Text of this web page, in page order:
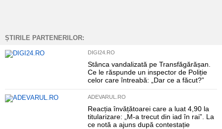
ȘTIRILE PARTENERILOR:
DIGI24.RO
Stânca vandalizată pe Transfăgărășan.
Ce le răspunde un inspector de Poliție
celor care întreabă: „Dar ce a făcut?”
ADEVARUL.RO
Reacția învățătoarei care a luat 4,90 la
titularizare: „M-a trecut din iad în rai”. La
ce notă a ajuns după contestație